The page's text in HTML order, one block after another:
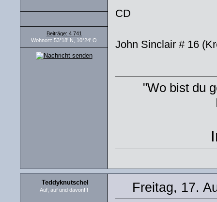
Beiträge: 4 741
Wohnort: 53°18' N, 10°24' O
CD
John Sinclair # 16
"Wo bist du
Teddyknutschel
Auf, auf und davon!!! Freitag, 17.